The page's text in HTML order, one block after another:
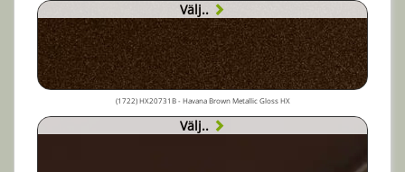
Välj..
(1722) HX20731B - Havana Brown Metallic Gloss HX
Välj..